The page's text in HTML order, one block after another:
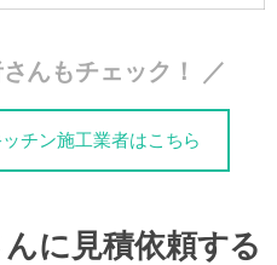
んもチェック！ ／
チン施工業者はこちら
に見積依頼する